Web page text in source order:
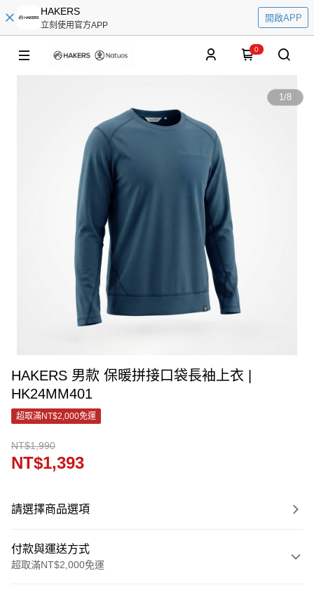
HAKERS
立刻使用官方APP
開啟APP
0
1/8
HAKERS 男款 保暖拼接口袋長袖上衣 |
HK24MM401
超取滿NT$2,000免運
NT$1,990
NT$1,393
請選擇商品選項
付款與運送方式
超取滿NT$2,000免運